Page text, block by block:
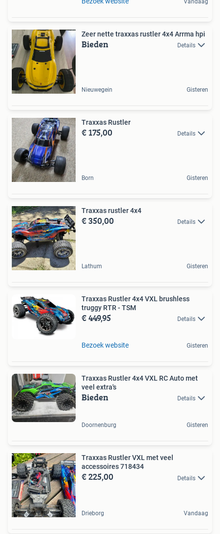
Zeer nette traxxas rustler 4x4 Arrma hpi
Bieden Details
Nieuwegein Gisteren
Traxxas Rustler
€ 175,00 Details
Born Gisteren
Traxxas rustler 4x4
€ 350,00 Details
Lathum Gisteren
Traxxas Rustler 4x4 VXL brushless
truggy RTR - TSM
€ 449,95 Details
Bezoek website Gisteren
Traxxas Rustler 4x4 VXL RC Auto met
veel extra's
Bieden Details
Doornenburg Gisteren
Traxxas Rustler VXL met veel
accessoires 718434
€ 225,00 Details
Drieborg Vandaag